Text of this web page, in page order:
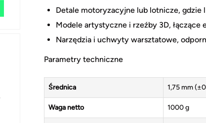
Detale motoryzacyjne lub lotnicze, gdzie
Modele artystyczne i rzeźby 3D, łączące
Narzędzia i uchwyty warsztatowe,
Parametry techniczne
Średnica 1,75 mm
Waga netto 1000 g